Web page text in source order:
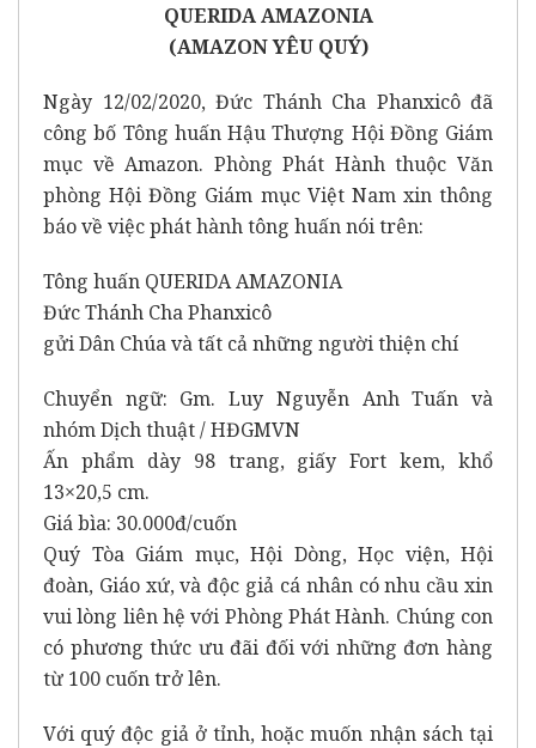
QUERIDA AMAZONIA
(AMAZON YÊU QUÝ)
Ngày 12/02/2020, Đức Thánh Cha Phanxicô đã
công bố Tông huấn Hậu Thượng Hội Đồng Giám
mục về Amazon. Phòng Phát Hành thuộc Văn
phòng Hội Đồng Giám mục Việt Nam xin thông
báo về việc phát hành tông huấn nói trên:
Tông huấn QUERIDA AMAZONIA
Đức Thánh Cha Phanxicô
gửi Dân Chúa và tất cả những người thiện chí
Chuyển ngữ: Gm. Luy Nguyễn Anh Tuấn và
nhóm Dịch thuật / HĐGMVN
Ấn phẩm dày 98 trang, giấy Fort kem, khổ
13×20,5 cm.
Giá bìa: 30.000đ/cuốn
Quý Tòa Giám mục, Hội Dòng, Học viện, Hội
đoàn, Giáo xứ, và độc giả cá nhân có nhu cầu xin
vui lòng liên hệ với Phòng Phát Hành. Chúng con
có phương thức ưu đãi đối với những đơn hàng
từ 100 cuốn trở lên.
Với quý độc giả ở tỉnh, hoặc muốn nhận sách tại